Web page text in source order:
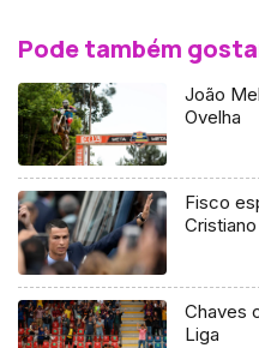
Pode também
João
Ovelha
Fisco
Chaves
Liga